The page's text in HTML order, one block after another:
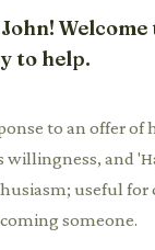
to help.
to an offer of
willingness, and
useful for
someone.